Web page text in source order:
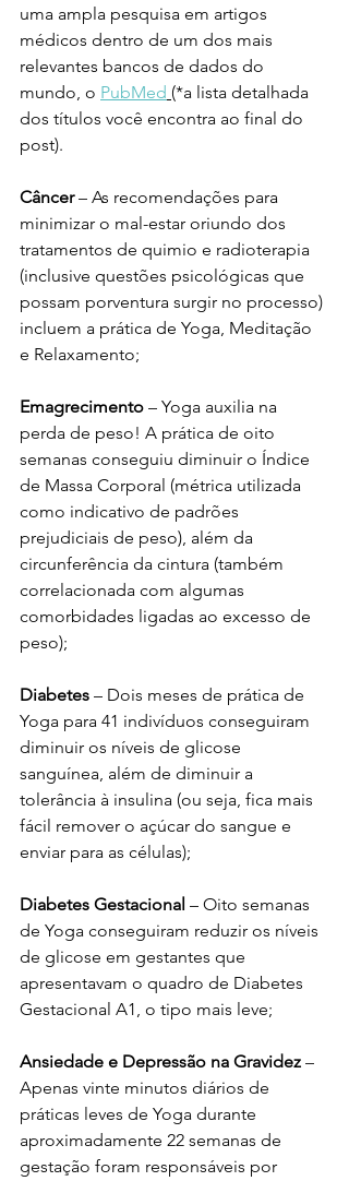
uma ampla pesquisa em artigos
médicos dentro de um dos mais
relevantes bancos de dados do
mundo, o PubMed (*a lista detalhada
dos títulos você encontra ao final do
post).
Câncer – As recomendações para
minimizar o mal-estar oriundo dos
tratamentos de quimio e radioterapia
(inclusive questões psicológicas que
possam porventura surgir no processo)
incluem a prática de Yoga, Meditação
e Relaxamento;
Emagrecimento – Yoga auxilia na
perda de peso! A prática de oito
semanas conseguiu diminuir o Índice
de Massa Corporal (métrica utilizada
como indicativo de padrões
prejudiciais de peso), além da
circunferência da cintura (também
correlacionada com algumas
comorbidades ligadas ao excesso de
peso);
Diabetes – Dois meses de prática de
Yoga para 41 indivíduos conseguiram
diminuir os níveis de glicose
sanguínea, além de diminuir a
tolerância à insulina (ou seja, fica mais
fácil remover o açúcar do sangue e
enviar para as células);
Diabetes Gestacional – Oito semanas
de Yoga conseguiram reduzir os níveis
de glicose em gestantes que
apresentavam o quadro de Diabetes
Gestacional A1, o tipo mais leve;
Ansiedade e Depressão na Gravidez –
Apenas vinte minutos diários de
práticas leves de Yoga durante
aproximadamente 22 semanas de
gestação foram responsáveis por